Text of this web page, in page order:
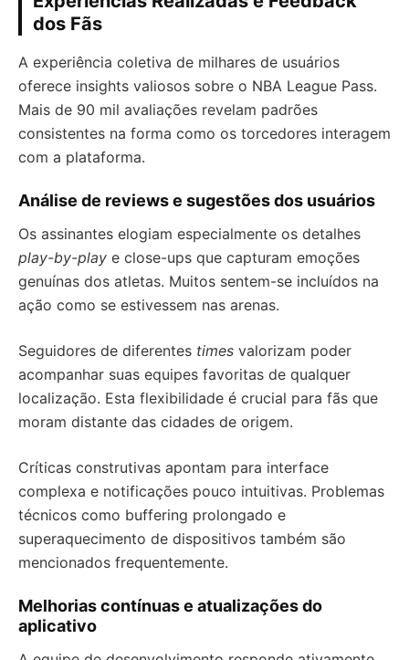
dos Fãs
A experiência coletiva de milhares de usuários
oferece insights valiosos sobre o NBA League Pass.
Mais de 90 mil avaliações revelam padrões
consistentes na forma como os torcedores interagem
com a plataforma.
Análise de reviews e sugestões dos usuários
Os assinantes elogiam especialmente os detalhes
play-by-play e close-ups que capturam emoções
genuínas dos atletas. Muitos sentem-se incluídos na
ação como se estivessem nas arenas.
Seguidores de diferentes times valorizam poder
acompanhar suas equipes favoritas de qualquer
localização. Esta flexibilidade é crucial para fãs que
moram distante das cidades de origem.
Críticas construtivas apontam para interface
complexa e notificações pouco intuitivas. Problemas
técnicos como buffering prolongado e
superaquecimento de dispositivos também são
mencionados frequentemente.
Melhorias contínuas e atualizações do
aplicativo